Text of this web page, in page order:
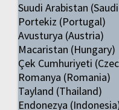
Suudi Arabistan
Portekiz (Portugal)
Avusturya (Austria)
Macaristan (Hungary)
Çek Cumhuriyeti
Romanya (Romania)
Tayland (Thailand)
Endonezya